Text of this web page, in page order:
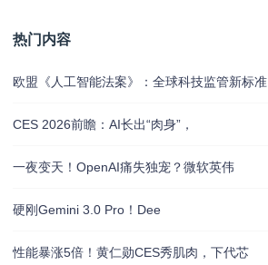
热门内容
欧盟《人工智能法案》：全球科技监管新标准
CES 2026前瞻：AI长出“肉身”，
一夜变天！OpenAI痛失独宠？微软英伟
硬刚Gemini 3.0 Pro！Dee
性能暴涨5倍！黄仁勋CES秀肌肉，下代芯